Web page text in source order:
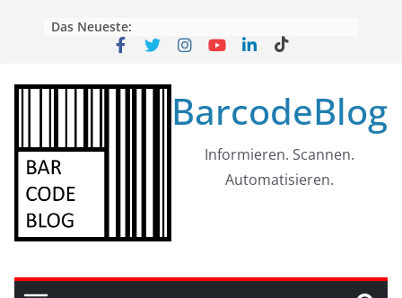
Das Neueste:
BarcodeBlog
Informieren. Scannen.
Automatisieren.